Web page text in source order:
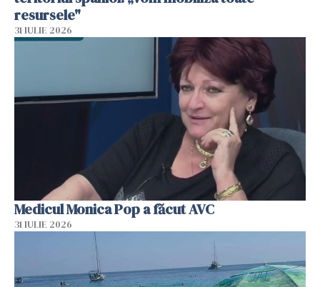
resursele"
31 IULIE 2026
Medicul Monica Pop a făcut AVC
31 IULIE 2026